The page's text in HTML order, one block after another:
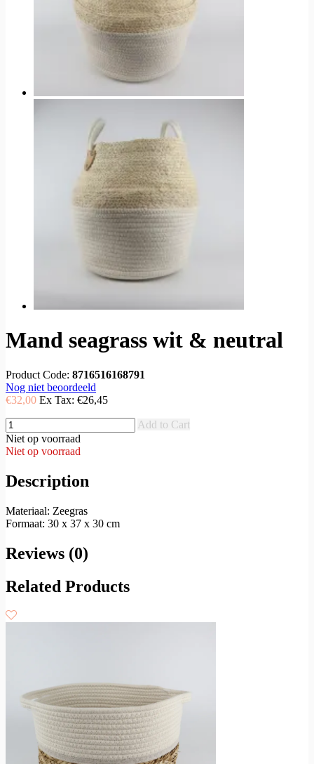
Mand seagrass wit & neutral
Product Code: 8716516168791
Nog niet beoordeeld
€32,00 Ex Tax: €26,45
Add to Cart
Niet op voorraad
Niet op voorraad
Description
Materiaal: Zeegras
Formaat: 30 x 37 x 30 cm
Reviews (0)
Related Products